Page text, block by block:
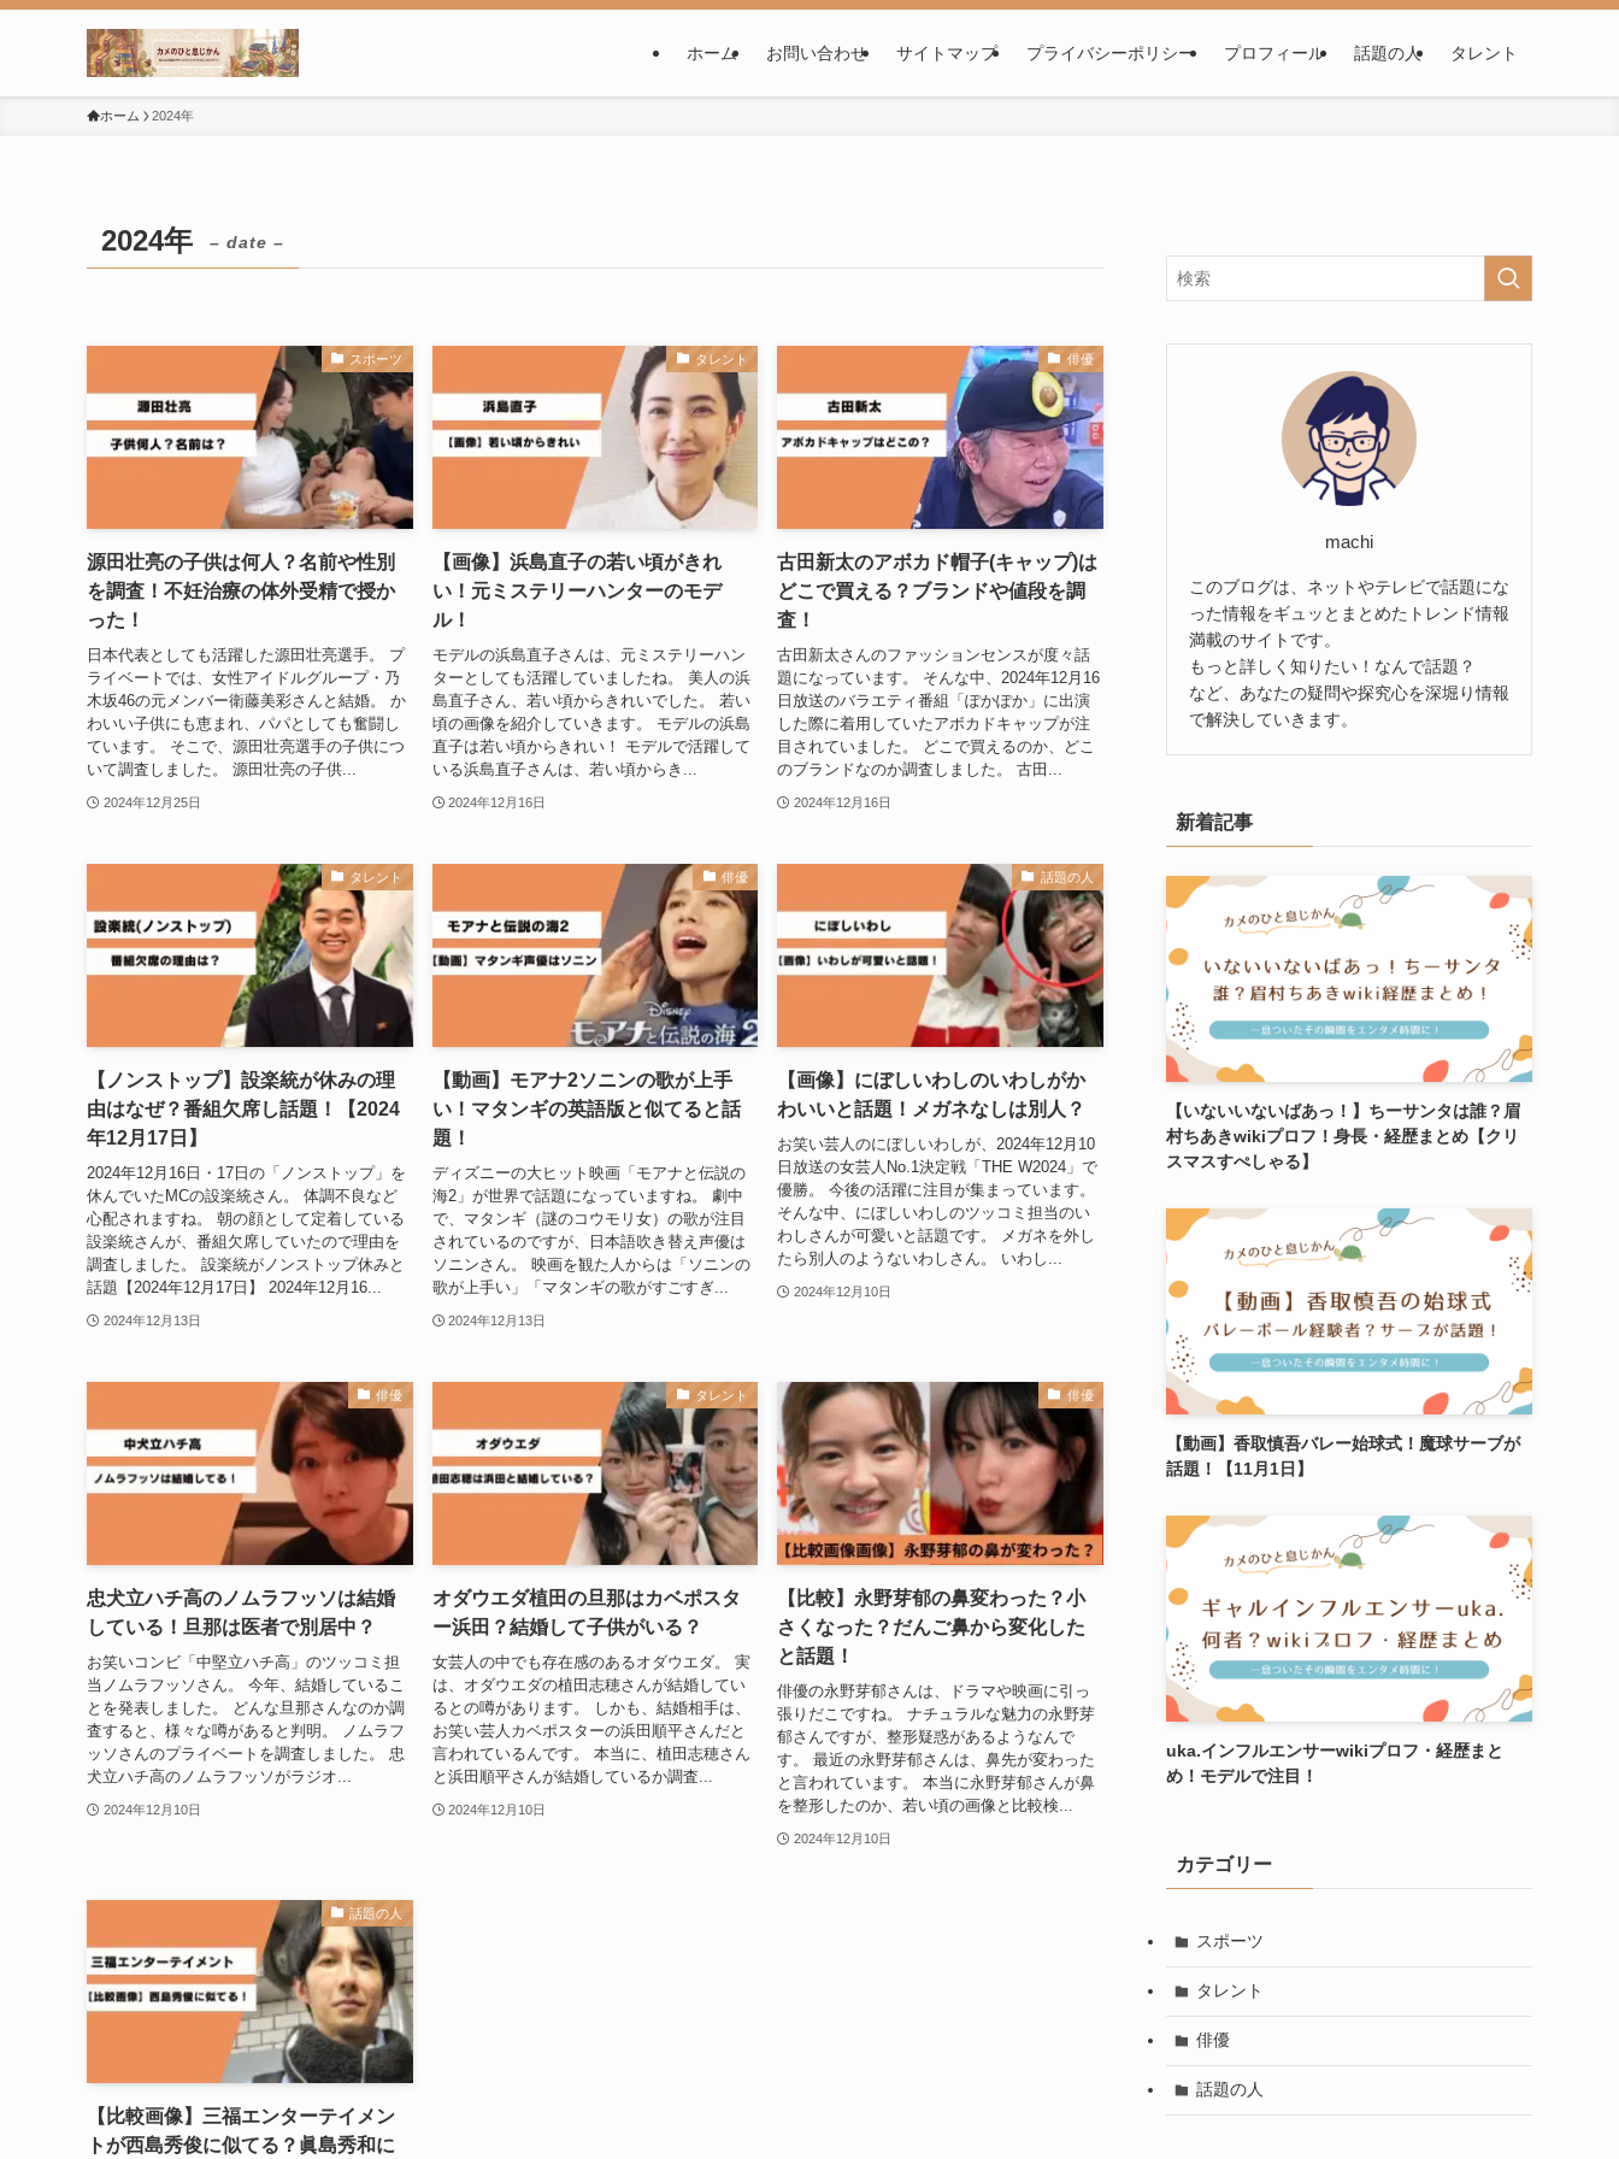
ホーム お問い合わせ サイトマップ プライバシーポリシー プロフィール 話題の人 タレント
ホーム 2024年
2024年 – date –
スポーツ
源田壮亮の子供は何人？名前や性別
を調査！不妊治療の体外受精で授か
った！
日本代表としても活躍した源田壮亮選手。 プ
ライベートでは、女性アイドルグループ・乃
木坂46の元メンバー衛藤美彩さんと結婚。 か
わいい子供にも恵まれ、パパとしても奮闘し
ています。 そこで、源田壮亮選手の子供につ
いて調査しました。 源田壮亮の子供...
2024年12月25日
タレント
【画像】浜島直子の若い頃がきれ
い！元ミステリーハンターのモデ
ル！
モデルの浜島直子さんは、元ミステリーハン
ターとしても活躍していましたね。 美人の浜
島直子さん、若い頃からきれいでした。 若い
頃の画像を紹介していきます。 モデルの浜島
直子は若い頃からきれい！ モデルで活躍して
いる浜島直子さんは、若い頃からき...
2024年12月16日
俳優
古田新太のアボカド帽子(キャップ)は
どこで買える？ブランドや値段を調
査！
古田新太さんのファッションセンスが度々話
題になっています。 そんな中、2024年12月16
日放送のバラエティ番組「ぽかぽか」に出演
した際に着用していたアボカドキャップが注
目されていました。 どこで買えるのか、どこ
のブランドなのか調査しました。 古田...
2024年12月16日
タレント
【ノンストップ】設楽統が休みの理
由はなぜ？番組欠席し話題！【2024
年12月17日】
2024年12月16日・17日の「ノンストップ」を
休んでいたMCの設楽統さん。 体調不良など
心配されますね。 朝の顔として定着している
設楽統さんが、番組欠席していたので理由を
調査しました。 設楽統がノンストップ休みと
話題【2024年12月17日】 2024年12月16...
2024年12月13日
俳優
【動画】モアナ2ソニンの歌が上手
い！マタンギの英語版と似てると話
題！
ディズニーの大ヒット映画「モアナと伝説の
海2」が世界で話題になっていますね。 劇中
で、マタンギ（謎のコウモリ女）の歌が注目
されているのですが、日本語吹き替え声優は
ソニンさん。 映画を観た人からは「ソニンの
歌が上手い」「マタンギの歌がすごすぎ...
2024年12月13日
話題の人
【画像】にぼしいわしのいわしがか
わいいと話題！メガネなしは別人？
お笑い芸人のにぼしいわしが、2024年12月10
日放送の女芸人No.1決定戦「THE W2024」で
優勝。 今後の活躍に注目が集まっています。
そんな中、にぼしいわしのツッコミ担当のい
わしさんが可愛いと話題です。 メガネを外し
たら別人のようないわしさん。 いわし...
2024年12月10日
俳優
忠犬立ハチ高のノムラフッソは結婚
している！旦那は医者で別居中？
お笑いコンビ「中堅立ハチ高」のツッコミ担
当ノムラフッソさん。 今年、結婚しているこ
とを発表しました。 どんな旦那さんなのか調
査すると、様々な噂があると判明。 ノムラフ
ッソさんのプライベートを調査しました。 忠
犬立ハチ高のノムラフッソがラジオ...
2024年12月10日
タレント
オダウエダ植田の旦那はカベポスタ
ー浜田？結婚して子供がいる？
女芸人の中でも存在感のあるオダウエダ。 実
は、オダウエダの植田志穂さんが結婚してい
るとの噂があります。 しかも、結婚相手は、
お笑い芸人カベポスターの浜田順平さんだと
言われているんです。 本当に、植田志穂さん
と浜田順平さんが結婚しているか調査...
2024年12月10日
俳優
【比較】永野芽郁の鼻変わった？小
さくなった？だんご鼻から変化した
と話題！
俳優の永野芽郁さんは、ドラマや映画に引っ
張りだこですね。 ナチュラルな魅力の永野芽
郁さんですが、整形疑惑があるようなんで
す。 最近の永野芽郁さんは、鼻先が変わった
と言われています。 本当に永野芽郁さんが鼻
を整形したのか、若い頃の画像と比較検...
2024年12月10日
話題の人
【比較画像】三福エンターテイメン
トが西島秀俊に似てる？眞島秀和に
machi
このブログは、ネットやテレビで話題にな
った情報をギュッとまとめたトレンド情報
満載のサイトです。
もっと詳しく知りたい！なんで話題？
など、あなたの疑問や探究心を深堀り情報
で解決していきます。
新着記事
【いないいないばあっ！】ちーサンタは誰？眉
村ちあきwikiプロフ！身長・経歴まとめ【クリ
スマスすぺしゃる】
【動画】香取慎吾バレー始球式！魔球サーブが
話題！【11月1日】
uka.インフルエンサーwikiプロフ・経歴まと
め！モデルで注目！
カテゴリー
スポーツ
タレント
俳優
話題の人